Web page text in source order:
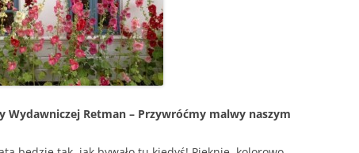
Wydawniczej Retman – Przywróćmy malwy naszym